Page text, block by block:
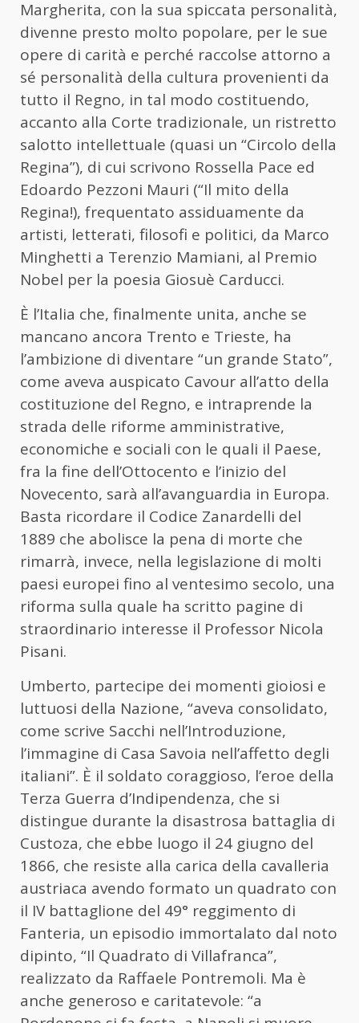
Margherita, con la sua spiccata personalità,
divenne presto molto popolare, per le sue
opere di carità e perché raccolse attorno a
sé personalità della cultura provenienti da
tutto il Regno, in tal modo costituendo,
accanto alla Corte tradizionale, un ristretto
salotto intellettuale (quasi un “Circolo della
Regina”), di cui scrivono Rossella Pace ed
Edoardo Pezzoni Mauri (“Il mito della
Regina!), frequentato assiduamente da
artisti, letterati, filosofi e politici, da Marco
Minghetti a Terenzio Mamiani, al Premio
Nobel per la poesia Giosuè Carducci.
È l’Italia che, finalmente unita, anche se
mancano ancora Trento e Trieste, ha
l’ambizione di diventare “un grande Stato”,
come aveva auspicato Cavour all’atto della
costituzione del Regno, e intraprende la
strada delle riforme amministrative,
economiche e sociali con le quali il Paese,
fra la fine dell’Ottocento e l’inizio del
Novecento, sarà all’avanguardia in Europa.
Basta ricordare il Codice Zanardelli del
1889 che abolisce la pena di morte che
rimarrà, invece, nella legislazione di molti
paesi europei fino al ventesimo secolo, una
riforma sulla quale ha scritto pagine di
straordinario interesse il Professor Nicola
Pisani.
Umberto, partecipe dei momenti gioiosi e
luttuosi della Nazione, “aveva consolidato,
come scrive Sacchi nell’Introduzione,
l’immagine di Casa Savoia nell’affetto degli
italiani”. È il soldato coraggioso, l’eroe della
Terza Guerra d’Indipendenza, che si
distingue durante la disastrosa battaglia di
Custoza, che ebbe luogo il 24 giugno del
1866, che resiste alla carica della cavalleria
austriaca avendo formato un quadrato con
il IV battaglione del 49° reggimento di
Fanteria, un episodio immortalato dal noto
dipinto, “Il Quadrato di Villafranca”,
realizzato da Raffaele Pontremoli. Ma è
anche generoso e caritatevole: “a